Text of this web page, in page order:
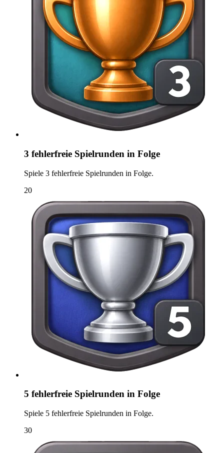
3 fehlerfreie Spielrunden in Folge
Spiele 3 fehlerfreie Spielrunden in Folge.
20
5 fehlerfreie Spielrunden in Folge
Spiele 5 fehlerfreie Spielrunden in Folge.
30